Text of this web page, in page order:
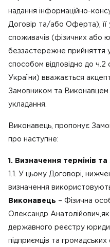
надання інформаційно-
Договір та/або Оферта), її
споживачів (фізичних або
беззастережне прийняття
способом відповідно до
України) вважається
Замовником та Виконавцем
укладання.
Виконавець, пропонує
про наступне:
1. Визначення термінів
1.1. У цьому Договорі,
визначення
Виконавець – Фізична
Олександр
державного реєстру
підприємців та